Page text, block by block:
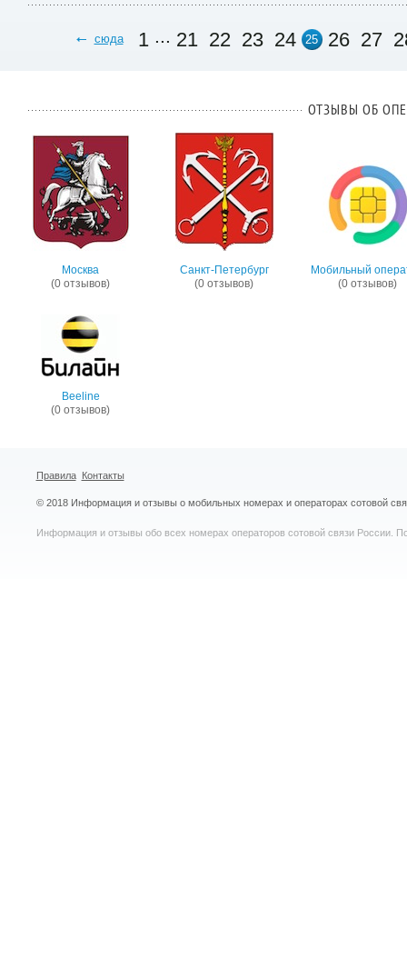
сюда 1 ... 21 22 23 24 25 26 27
ОТЗЫВЫ ОБ
Москва
(0 отзывов)
Санкт-Петербург
(0 отзывов)
Мобильный
(0 отзывов)
Beeline
(0 отзывов)
Правила Контакты
© 2018 Информация и отзывы о мобильных номерах и операторах сотовой
Информация и отзывы обо всех номерах операторов сотовой связи России.